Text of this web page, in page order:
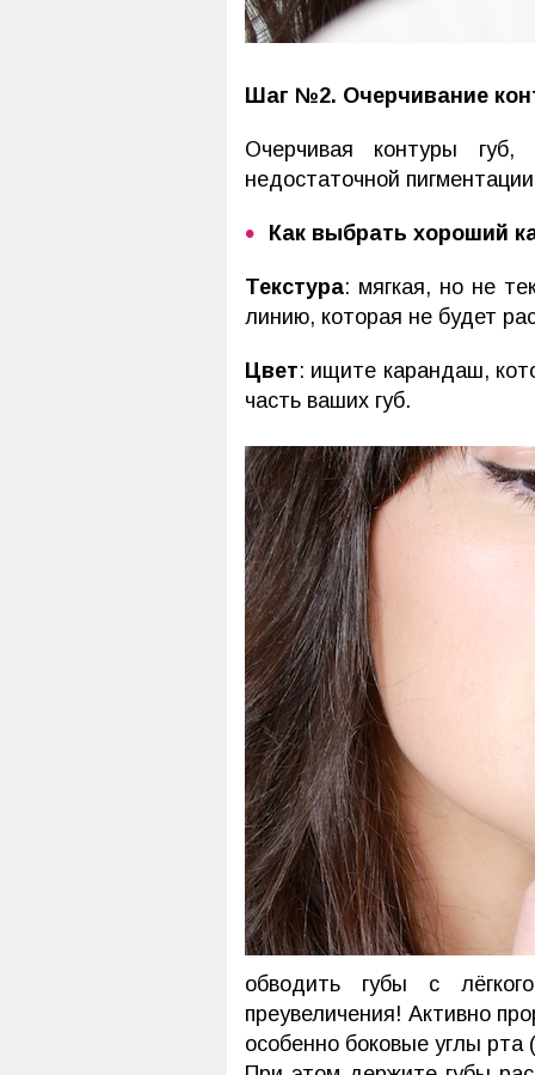
Шаг №2. Очерчивание
Очерчивая контуры губ,
недостаточной
Как выбрать хороший
Текстура: мягкая, но не
линию, которая не будет
Цвет: ищите карандаш,
часть ваших губ.
обводить губы с
преувеличения! Активно
особенно боковые углы рта